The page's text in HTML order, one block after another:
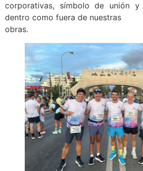
corporativas, símbolo de unión y
dentro como fuera de nuestras
obras.